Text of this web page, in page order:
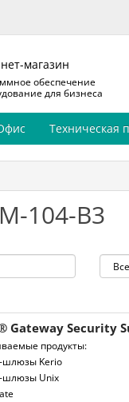
магазин
обеспечение
для бизнеса
Техническая
104-B3
Gateway Security
продукты:
шлюзы Kerio
шлюзы Unix